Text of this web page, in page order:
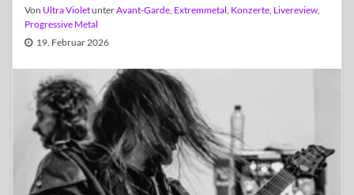
Von Ultra VioletunterAvant-Garde Extremmetal Konzerte Livereview
Progressive Metal
19. Februar 2026